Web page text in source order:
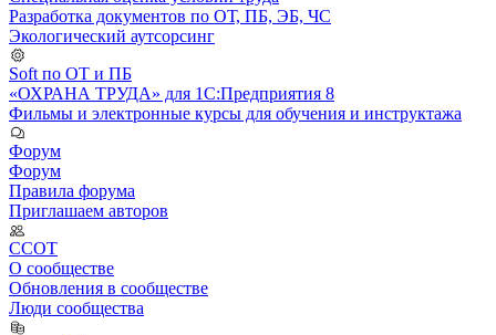
Разработка документов по ОТ, ПБ, ЭБ, ЧС
Экологический аутсорсинг
Soft по ОТ и ПБ
«ОХРАНА ТРУДА» для 1С:Предприятия 8
Фильмы и электронные курсы для обучения и инструктажа
Форум
Форум
Правила форума
Приглашаем авторов
ССОТ
О сообществе
Обновления в сообществе
Люди сообщества